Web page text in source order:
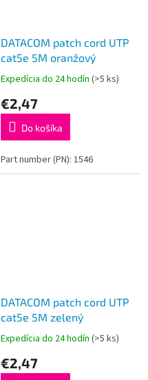
DATACOM patch cord UTP
cat5e 5M oranžový
Expedícia do 24 hodín (>5 ks)
€2,47
Do košíka
Part number (PN): 1546
DATACOM patch cord UTP
cat5e 5M zelený
Expedícia do 24 hodín (>5 ks)
€2,47